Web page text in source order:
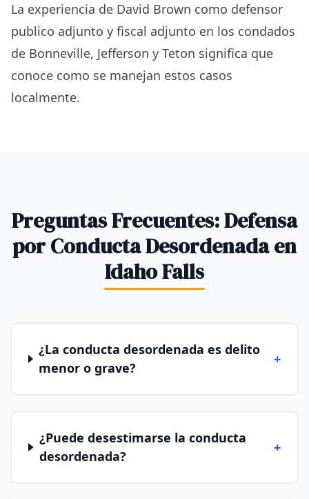
La experiencia de David Brown como defensor
publico adjunto y fiscal adjunto en los condados
de Bonneville, Jefferson y Teton significa que
conoce como se manejan estos casos
localmente.
Preguntas Frecuentes: Defensa
por Conducta Desordenada en
Idaho Falls
¿La conducta desordenada es delito
menor o grave?
+
¿Puede desestimarse la conducta
desordenada?
+